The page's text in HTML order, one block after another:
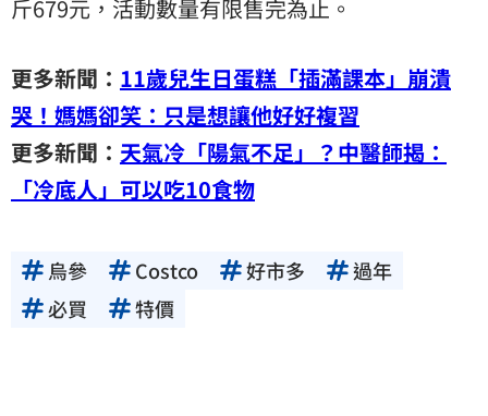
斤679元，活動數量有限售完為止。
更多新聞： 11歲兒生日蛋糕「插滿課本」崩潰
哭！媽媽卻笑：只是想讓他好好複習
更多新聞： 天氣冷「陽氣不足」？中醫師揭：
「冷底人」可以吃10食物
烏參 Costco 好市多
過年
必買
特價